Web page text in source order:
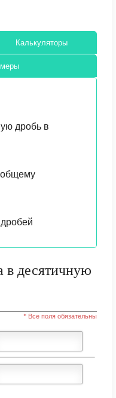
Калькуляторы
дробь в
в десятичную
* Все поля обязательны